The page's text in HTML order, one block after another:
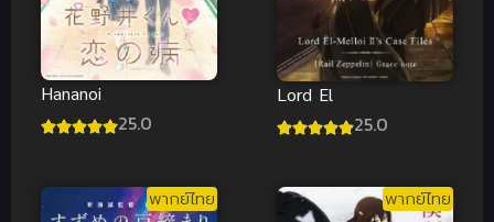
Hananoi
25.0
Lord El
25.0
พากย์ไทย พากย์ไทย